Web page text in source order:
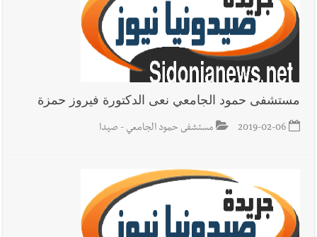
مستشفى حمود الجامعي نعى الدكتورة فيروز حمزة
2019-02-06 مستشفى حمود الجامعي - صيدا